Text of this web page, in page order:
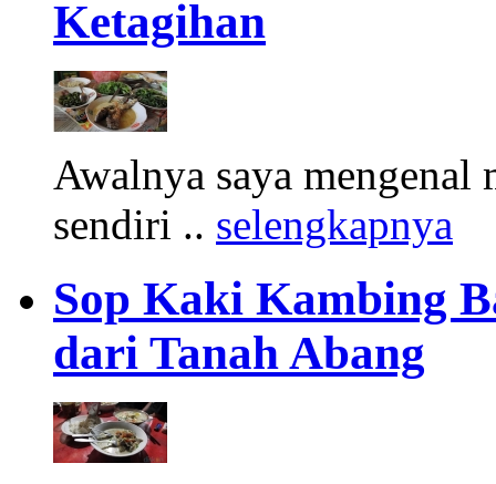
Ketagihan
Awalnya saya mengenal
sendiri .. selengkapnya
Sop Kaki Kambing
dari Tanah Abang